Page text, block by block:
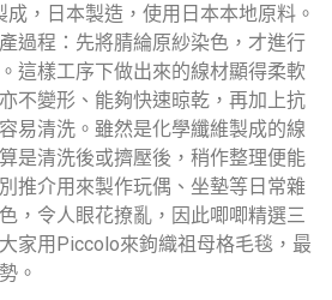
成，日本製造，使用日本本地原料。
過程：先將腈綸原紗染色，才進行
這樣工序下做出來的線材顯得柔軟
不變形、能夠快速晾乾，再加上抗
易清洗。雖然是化學纖維製成的線
是清洗後或擠壓後，稍作整理便能
推介用來製作玩偶、坐墊等日常雜
，令人眼花撩亂，因此唧唧精選三
家用Piccolo來鉤織祖母格毛毯，最
。